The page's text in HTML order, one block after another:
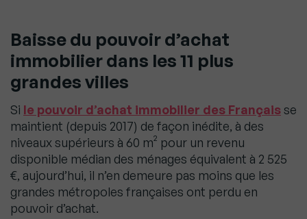
Baisse du pouvoir d’achat
immobilier dans les 11 plus
grandes villes
Si le pouvoir d’achat immobilier des Françaisse
maintient (depuis 2017) de façon inédite, à des
niveaux supérieurs à 60 m² pour un revenu
disponible médian des ménages équivalent à 2 525
€, aujourd’hui, il n’en demeure pas moins que les
grandes métropoles françaises ont perdu en
pouvoir d’achat.